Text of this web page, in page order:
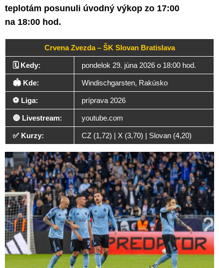
teplotám posunuli úvodný výkop zo 17:00
na 18:00 hod.
Crvena Zvezda – ŠK Slovan Bratislava
🗓️ Kedy: pondelok 29. júna 2026 o 18:00 hod.
🏟️ Kde: Windischgarsten, Rakúsko
⚽ Liga: príprava 2026
🔴 Livestream: youtube.com
✅ Kurzy: CZ (1,72) | X (3,70) | Slovan (4,20)